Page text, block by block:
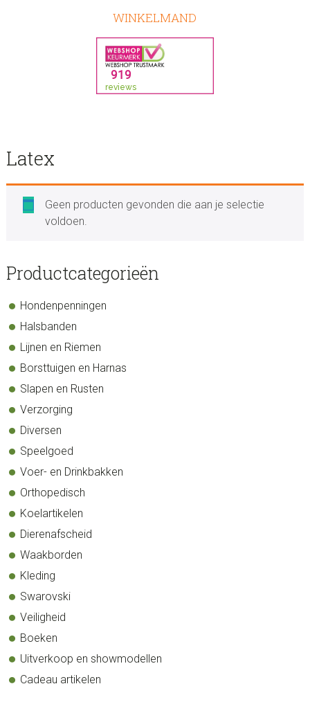
WINKELMAND
Latex
Geen producten gevonden die aan je selectie
voldoen.
sidebar
Store
Productcategorieën
Hondenpenningen
Halsbanden
Lijnen en Riemen
Borsttuigen en Harnas
Slapen en Rusten
Verzorging
Diversen
Speelgoed
Voer- en Drinkbakken
Orthopedisch
Koelartikelen
Dierenafscheid
Waakborden
Kleding
Swarovski
Veiligheid
Boeken
Uitverkoop en showmodellen
Cadeau artikelen